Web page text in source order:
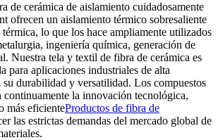
de cerámica de aislamiento cuidadosamente
ofrecen un aislamiento térmico sobresaliente
lo que los hace ampliamente utilizados
ingeniería química, generación de
Nuestra tela y textil de fibra de cerámica es
para aplicaciones industriales de alta
su durabilidad y versatilidad. Los compuestos
la innovación tecnológica,
más eficienteProductos de fibra de
las estrictas demandas del mercado global de